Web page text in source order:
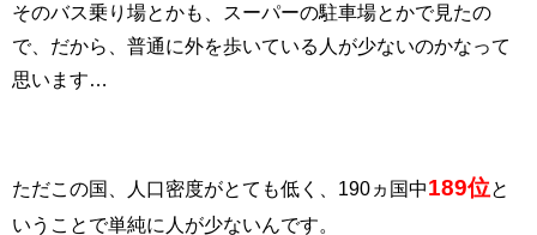
そのバス乗り場とかも、スーパーの駐車場とかで見たの
で、だから、普通に外を歩いている人が少ないのかなって
思います…
ただこの国、人口密度がとても低く、190ヵ国中189位 と
いうことで単純に人が少ないんです。